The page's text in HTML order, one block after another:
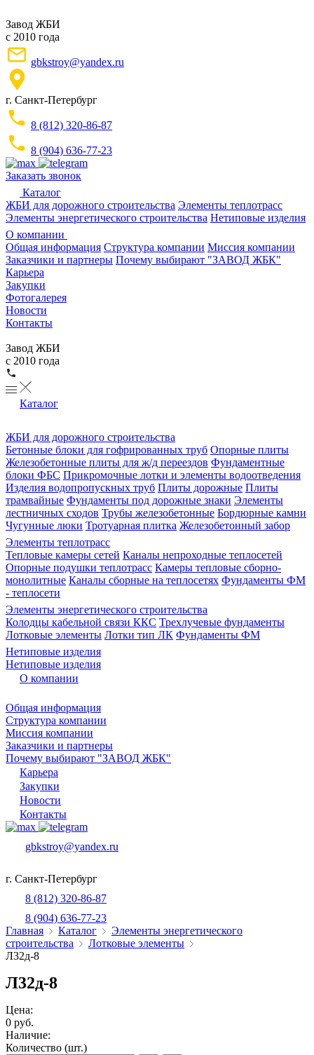
Завод ЖБИ
с 2010 года
gbkstroy@yandex.ru
г. Санкт-Петербург
8 (812) 320-86-87
8 (904) 636-77-23
Заказать звонок
Каталог
ЖБИ для дорожного строительства Элементы теплотрасс
Элементы энергетического строительства Нетиповые изделия
О компании
Общая информация Структура компании Миссия компании
Заказчики и партнеры Почему выбирают "ЗАВОД ЖБК"
Карьера
Закупки
Фотогалерея
Новости
Контакты
Завод ЖБИ
с 2010 года
Каталог
ЖБИ для дорожного строительства
Бетонные блоки для гофрированных труб Опорные плиты
Железобетонные плиты для ж/д переездов Фундаментные
блоки ФБС Прикромочные лотки и элементы водоотведения
Изделия водопропускных труб Плиты дорожные Плиты
трамвайные Фундаменты под дорожные знаки Элементы
лестничных сходов Трубы железобетонные Бордюрные камни
Чугунные люки Тротуарная плитка Железобетонный забор
Элементы теплотрасс
Тепловые камеры сетей Каналы непроходные теплосетей
Опорные подушки теплотрасс Камеры тепловые сборно-
монолитные Каналы сборные на теплосетях Фундаменты ФМ
- теплосети
Элементы энергетического строительства
Колодцы кабельной связи ККС Трехлучевые фундаменты
Лотковые элементы Лотки тип ЛК Фундаменты ФМ
Нетиповые изделия
Нетиповые изделия
О компании
Общая информация
Структура компании
Миссия компании
Заказчики и партнеры
Почему выбирают "ЗАВОД ЖБК"
Карьера
Закупки
Новости
Контакты
gbkstroy@yandex.ru
г. Санкт-Петербург
8 (812) 320-86-87
8 (904) 636-77-23
Главная
Каталог
Элементы энергетического
строительства
Лотковые элементы
Л32д-8
Л32д-8
Цена:
0 руб.
Наличие:
Количество (шт.)